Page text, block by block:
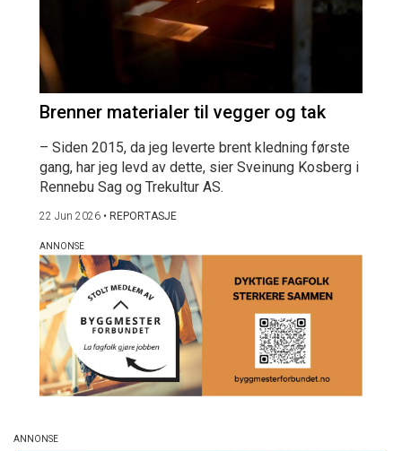
Brenner materialer til vegger og tak
– Siden 2015, da jeg leverte brent kledning første
gang, har jeg levd av dette, sier Sveinung Kosberg i
Rennebu Sag og Trekultur AS.
22 Jun 2026 • REPORTASJE